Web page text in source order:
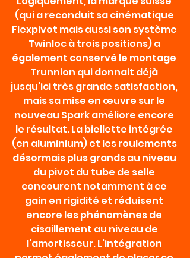
(qui a reconduit sa cinématique
Flexpivot mais aussi son système
Twinloc à trois positions) a
également conservé le montage
Trunnion qui donnait déjà
jusqu’ici très grande satisfaction,
mais sa mise en œuvre sur le
nouveau Spark améliore encore
le résultat. La biellette intégrée
(en aluminium) et les roulements
désormais plus grands au niveau
du pivot du tube de selle
concourent notamment à ce
gain en rigidité et réduisent
encore les phénomènes de
cisaillement au niveau de
l’amortisseur. L’intégration